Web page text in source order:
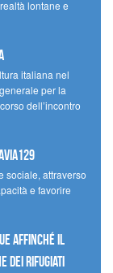
lontane e
italiana nel
per la
dell’incontro
sociale, attraverso
e favorire
affinché il
dei rifugiati